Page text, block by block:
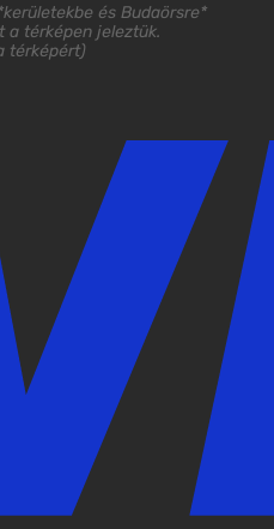
és Budaörsre*
a térképen jeleztük.
térképért)